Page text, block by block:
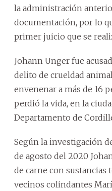
la administración
documentación, por lo
primer juicio que se
Johann Unger fue
delito de crueldad
envenenar a más de 16
perdió la vida, en la
Departamento de
Según la investigación
de agosto del 2020
de carne con sustancias
vecinos colindantes